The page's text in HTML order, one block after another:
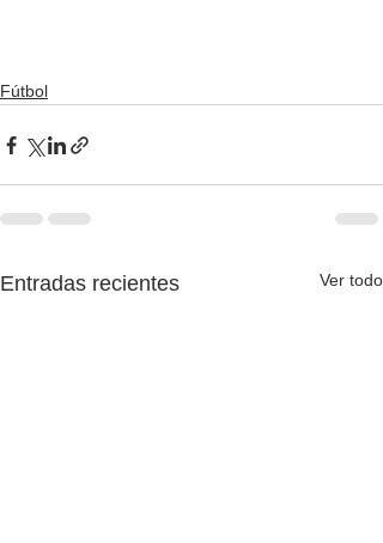
Fútbol
Entradas recientes Ver todo